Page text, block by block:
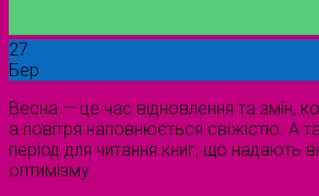
27
Бер
Весна — це час відновлення та змін,
а повітря наповнюється свіжістю. А
період для читання книг, що надають
оптимізму.